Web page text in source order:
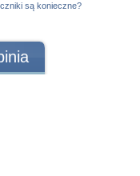
są konieczne?